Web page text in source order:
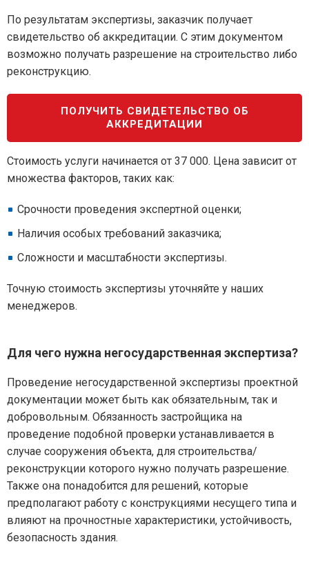
По результатам экспертизы, заказчик получает
свидетельство об аккредитации. С этим документом
возможно получать разрешение на строительство либо
реконструкцию.
ПОЛУЧИТЬ СВИДЕТЕЛЬСТВО ОБ
АККРЕДИТАЦИИ
Стоимость услуги начинается от 37 000. Цена зависит от
множества факторов, таких как:
Срочности проведения экспертной оценки;
Наличия особых требований заказчика;
Сложности и масштабности экспертизы.
Точную стоимость экспертизы уточняйте у наших
менеджеров.
Для чего нужна негосударственная экспертиза?
Проведение негосударственной экспертизы проектной
документации может быть как обязательным, так и
добровольным. Обязанность застройщика на
проведение подобной проверки устанавливается в
случае сооружения объекта, для строительства/
реконструкции которого нужно получать разрешение.
Также она понадобится для решений, которые
предполагают работу с конструкциями несущего типа и
влияют на прочностные характеристики, устойчивость,
безопасность здания.